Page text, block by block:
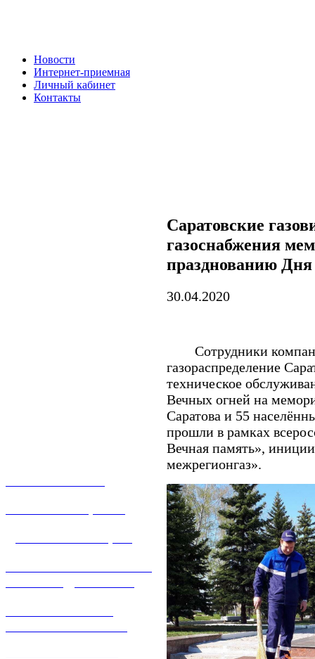
Новости
Интернет-приемная
Личный кабинет
Контакты
Саратовские
газоснабжения
празднованию
30.04.2020
Сотрудники
газораспределение
техническое
Вечных огней на
Саратова и 55
прошли в рамках
Вечная память»,
межрегионгаз».